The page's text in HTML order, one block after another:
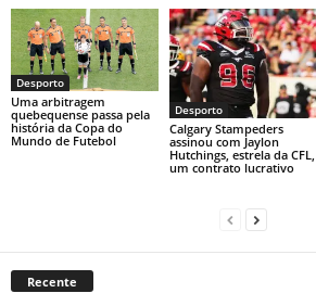
Desporto
Uma arbitragem
quebequense passa pela
história da Copa do
Mundo de Futebol
Desporto
Calgary Stampeders
assinou com Jaylon
Hutchings, estrela da CFL,
um contrato lucrativo
Recente